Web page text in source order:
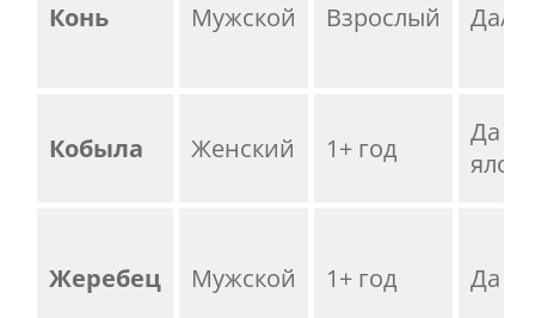
Конь Мужской Взрослый Да/
Кобыла Женский 1+ год
Да
Жеребец Мужской 1+ год Да